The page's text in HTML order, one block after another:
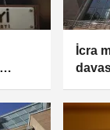
İcra